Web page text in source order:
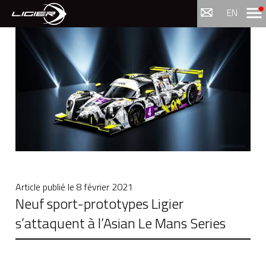
EN Menu
Article publié le 8 février 2021
Neuf sport-prototypes Ligier
s’attaquent à l’Asian Le Mans Series